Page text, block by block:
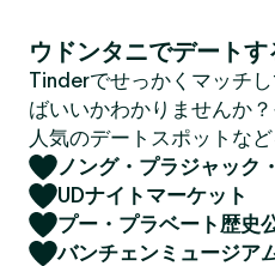
ウドンタニでデートす
Tinderでせっかくマッチ
ばいいかわかりませんか
人気のデートスポットなど
ノング・プラジャック
UDナイトマーケット
プー・プラベート歴史
バンチェンミュージア